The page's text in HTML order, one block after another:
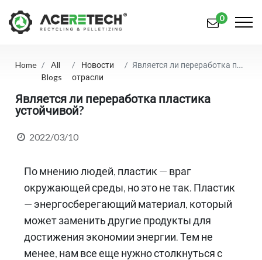
Продукция
Приложения
О предприятии
Связаться с нами
简体中文 English (US)
русский язык Español
0
Home
All
Blogs
Новости
отрасли
Является ли переработка пластика устойчивой?
Является ли переработка пластика
устойчивой?
2022/03/10
По мнению людей, пластик — враг
окружающей среды, но это не так. Пластик
— энергосберегающий материал, который
может заменить другие продукты для
достижения экономии энергии. Тем не
менее, нам все еще нужно столкнуться с